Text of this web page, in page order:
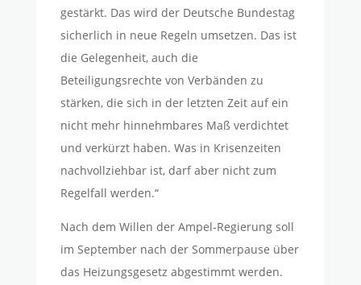
gestärkt. Das wird der Deutsche Bundestag
sicherlich in neue Regeln umsetzen. Das ist
die Gelegenheit, auch die
Beteiligungsrechte von Verbänden zu
stärken, die sich in der letzten Zeit auf ein
nicht mehr hinnehmbares Maß verdichtet
und verkürzt haben. Was in Krisenzeiten
nachvollziehbar ist, darf aber nicht zum
Regelfall werden.“
Nach dem Willen der Ampel-Regierung soll
im September nach der Sommerpause über
das Heizungsgesetz abgestimmt werden.